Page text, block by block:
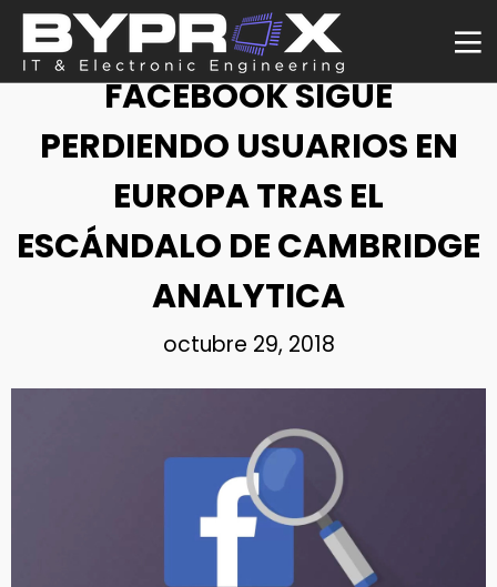
NOTICIA
FACEBOOK SIGUE
PERDIENDO USUARIOS EN
EUROPA TRAS EL
ESCÁNDALO DE CAMBRIDGE
ANALYTICA
octubre 29, 2018